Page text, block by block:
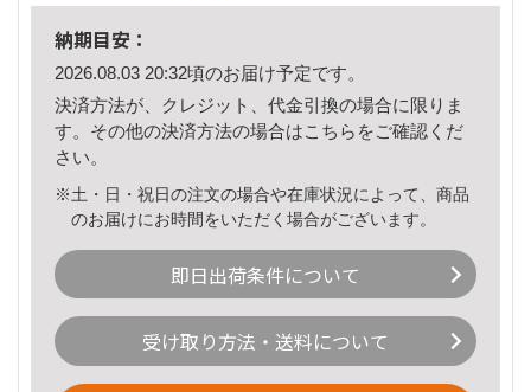
納期目安：
2026.08.03 20:32頃のお届け予定です。
決済方法が、クレジット、代金引換の場合に限りま
す。その他の決済方法の場合はこちら をご確認くだ
さい。
※土・日・祝日の注文の場合や在庫状況によって、商品
のお届けにお時間をいただく場合がございます。
即日出荷条件について
受け取り方法・送料について